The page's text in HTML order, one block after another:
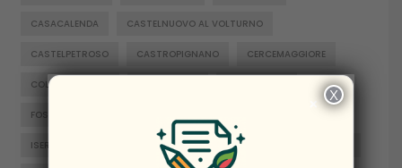
CASACALENDA CASTELNUOVO AL VOLTURNO
CASTELPETROSO CASTROPIGNANO CERCEMAGGIORE
COLLE D'ANCHISE
FOSSALTO GUARDIAREGIA
ISERNIA LARINO MACCHIAGODENA
× X